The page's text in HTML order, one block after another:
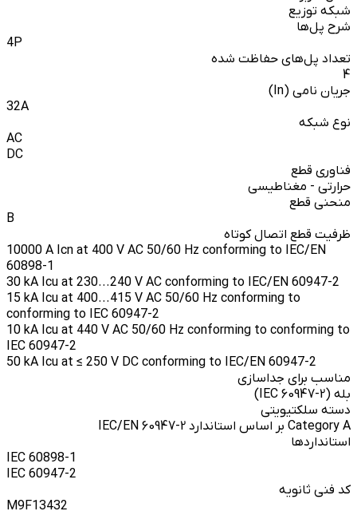
شبکه توزیع
شرح پل‌ها
4P
تعداد پل‌های حفاظت شده
4
جریان نامی (In)
32A
نوع شبکه
AC
DC
فناوری قطع
حرارتی - مغناطیسی
منحنی قطع
B
ظرفیت قطع اتصال کوتاه
10000 A Icn at 400 V AC 50/60 Hz conforming to IEC/EN
60898-1
30 kA Icu at 230...240 V AC conforming to IEC/EN 60947-2
15 kA Icu at 400...415 V AC 50/60 Hz conforming to
conforming to IEC 60947-2
10 kA Icu at 440 V AC 50/60 Hz conforming to conforming to
IEC 60947-2
50 kA Icu at ≤ 250 V DC conforming to IEC/EN 60947-2
مناسب برای جداسازی
بله (IEC 60947-2)
دسته سلکتیویتی
Category A بر اساس استاندارد IEC/EN 60947-2
استانداردها
IEC 60898-1
IEC 60947-2
کد فنی ثانویه
M9F13432